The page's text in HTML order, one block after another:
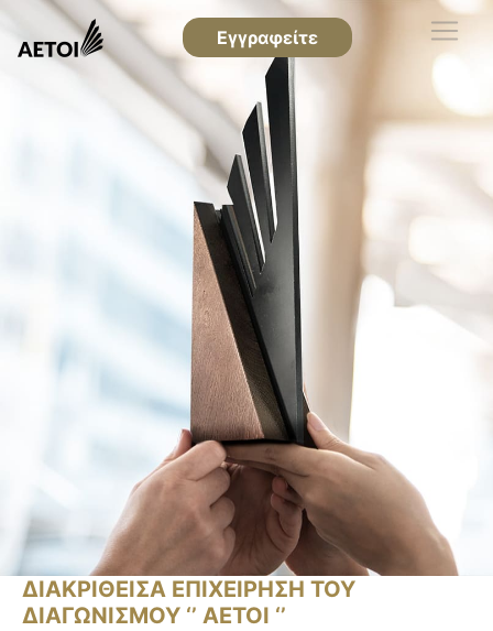
Εγγραφείτε
ΔΙΑΚΡΙΘΕΙΣΑ ΕΠΙΧΕΙΡΗΣΗ ΤΟΥ
ΔΙΑΓΩΝΙΣΜΟΥ ‘’ ΑΕΤΟΙ ‘’